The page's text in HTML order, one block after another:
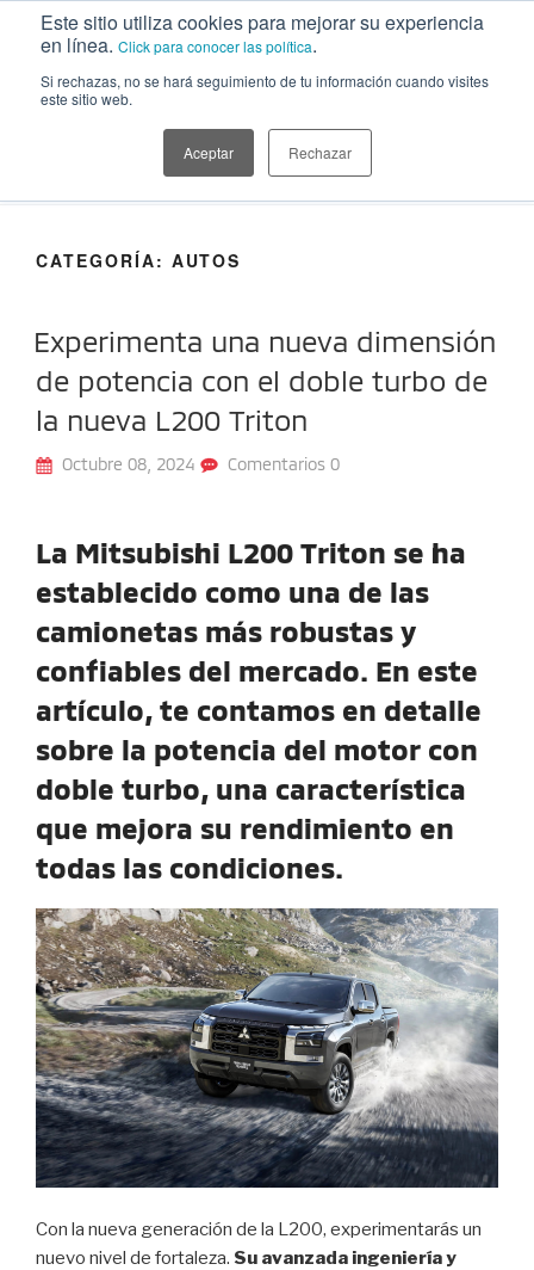
Este sitio utiliza cookies para mejorar su experiencia
en línea. Click para conocer las política.
Si rechazas, no se hará seguimiento de tu información cuando visites
este sitio web.
Aceptar Rechazar
MITSUBISHI MOTORS | BLOG
Información sobre nuestras camionetas, tips para cuidar el auto,
playlists, recetas, planes, estilo de vida y más temáticas de interés
CATEGORÍA: AUTOS
Experimenta una nueva dimensión
de potencia con el doble turbo de
la nueva L200 Triton
Octubre 08, 2024 Comentarios 0
La Mitsubishi L200 Triton se ha
establecido como una de las
camionetas más robustas y
confiables del mercado. En este
artículo, te contamos en detalle
sobre la potencia del motor con
doble turbo, una característica
que mejora su rendimiento en
todas las condiciones.
Con la nueva generación de la L200, experimentarás un
nuevo nivel de fortaleza. Su avanzada ingeniería y